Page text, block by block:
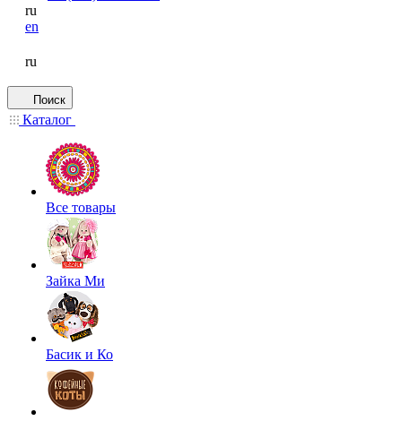
ru
en
ru
Поиск
Каталог
Все товары
Зайка Ми
Басик и Ко